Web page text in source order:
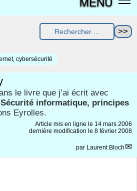
cybersécurité
le livre que j’ai écrit avec
Sécurité informatique, principes
Eyrolles.
Article mis en ligne le 14 mars 2006
dernière modification le 8 février 2008
par Laurent Bloch